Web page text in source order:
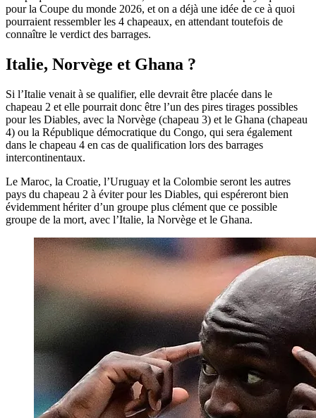
pour la Coupe du monde 2026, et on a déjà une idée de ce à quoi
pourraient ressembler les 4 chapeaux, en attendant toutefois de
connaître le verdict des barrages.
Italie, Norvège et Ghana ?
Si l’Italie venait à se qualifier, elle devrait être placée dans le
chapeau 2 et elle pourrait donc être l’un des pires tirages possibles
pour les Diables, avec la Norvège (chapeau 3) et le Ghana (chapeau
4) ou la République démocratique du Congo, qui sera également
dans le chapeau 4 en cas de qualification lors des barrages
intercontinentaux.
Le Maroc, la Croatie, l’Uruguay et la Colombie seront les autres
pays du chapeau 2 à éviter pour les Diables, qui espéreront bien
évidemment hériter d’un groupe plus clément que ce possible
groupe de la mort, avec l’Italie, la Norvège et le Ghana.